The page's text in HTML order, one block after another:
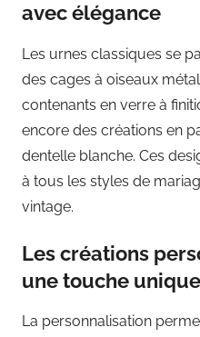
avec élégance
Les urnes classiques se
des cages à oiseaux
contenants en verre à
encore des créations en
dentelle blanche. Ces
à tous les styles de
vintage.
Les créations
une touche unique
La personnalisation